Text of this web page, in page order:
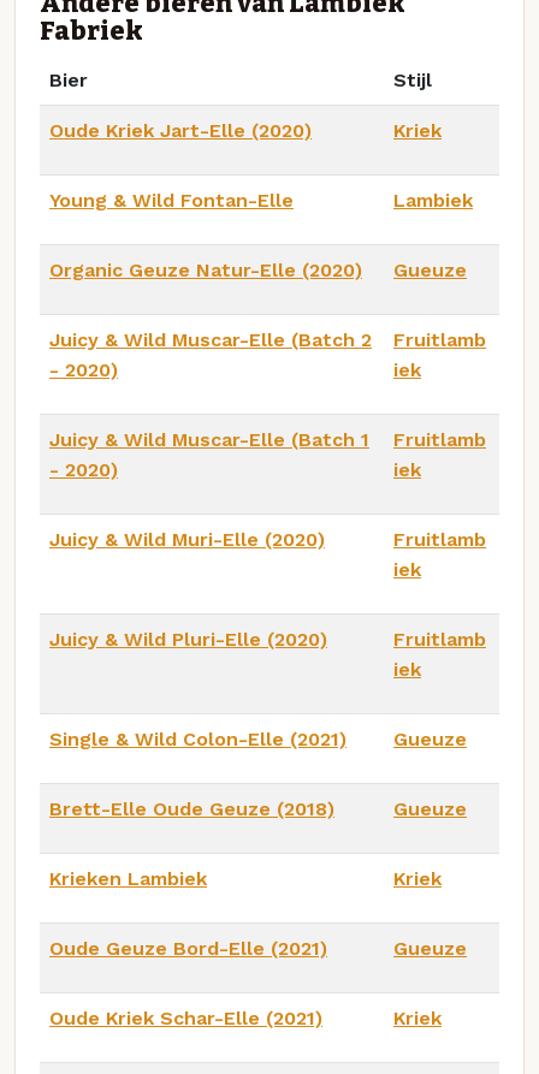
Fabriek
Bier Stijl
Oude Kriek Jart-Elle (2020) Kriek
Young & Wild Fontan-Elle Lambiek
Organic Geuze Natur-Elle (2020) Gueuze
Juicy & Wild Muscar-Elle (Batch 2
- 2020)
Fruitlamb
iek
Juicy & Wild Muscar-Elle (Batch 1
- 2020)
Fruitlamb
iek
Juicy & Wild Muri-Elle (2020)
Fruitlamb
iek
Juicy & Wild Pluri-Elle (2020)
Fruitlamb
iek
Single & Wild Colon-Elle (2021) Gueuze
Brett-Elle Oude Geuze (2018) Gueuze
Krieken Lambiek Kriek
Oude Geuze Bord-Elle (2021) Gueuze
Oude Kriek Schar-Elle (2021) Kriek